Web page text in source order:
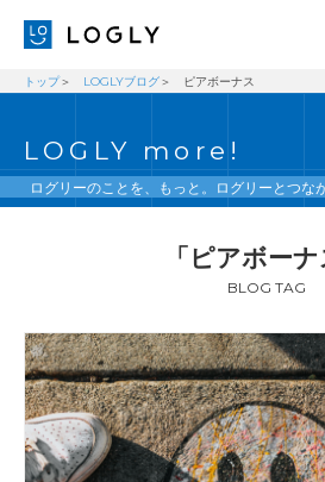
経営理念
メッセージ
事業内容
採用情報
IR
トップ LOGLYブログ ピアボーナス
LOGLY more!
ログリーのことを、もっと。ログリーとつな
「ピアボーナ
BLOG TAG